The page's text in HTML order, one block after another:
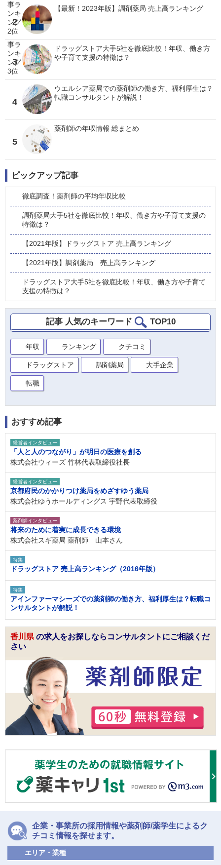
2
【最新！2023年版】調剤薬局 売上高ランキング
3
ドラッグストア大手5社を徹底比較！年収、働き方
や子育て支援の特徴は？
4
ウエルシア薬局での薬剤師の働き方、福利厚生は？
転職コンサルタントが解説！
5
薬剤師の年収情報 総まとめ
ピックアップ記事
徹底調査！薬剤師の平均年収比較
調剤薬局大手5社を徹底比較！年収、働き方や子育て支援の
特徴は？
【2021年版】ドラッグストア 売上高ランキング
【2021年版】調剤薬局 売上高ランキング
ドラッグストア大手5社を徹底比較！年収、働き方や子育て
支援の特徴は？
記事 人気のキーワード TOP10
年収 ランキング クチコミ
ドラッグストア 調剤薬局 大手企業
転職
おすすめ記事
経営者インタビュー
「人と人のつながり」が明日の医療を創る
株式会社ウィーズ 竹林代表取締役社長
経営者インタビュー
京都府民のかかりつけ薬局をめざすゆう薬局
株式会社ゆうホールディングス 宇野代表取締役
薬剤師インタビュー
将来のために着実に成長できる環境
株式会社スギ薬局 薬剤師 山本さん
特集
ドラッグストア 売上高ランキング（2016年版）
特集
アインファーマシーズでの薬剤師の働き方、福利厚生は？転職コ
ンサルタントが解説！
香川県 の求人をお探しならコンサルタントにご相談くだ
さい
企業・事業所の採用情報や薬剤師/薬学生によるク
チコミ情報を探せます。
エリア・業種